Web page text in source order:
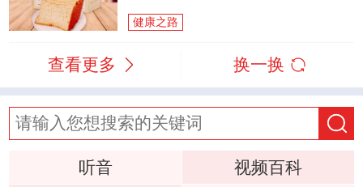
健康之路
查看更多 换一换
听音
视频百科